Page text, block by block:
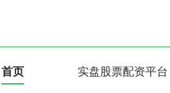
首页 实盘股票配资平台